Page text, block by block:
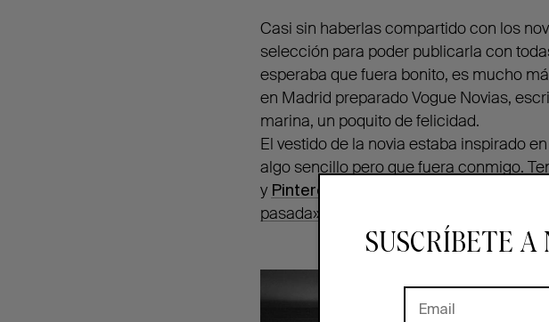
Casi sin haberlas compartido con los
selección para poder publicarla con
esperaba que fuera bonito, es mucho
en Madrid preparado Vogue Novias,
marina, un poquito de felicidad.
El vestido de la novia estaba inspirado
algo sencillo pero que fuera conmigo.
y Pinterest
pasada».
SUSCRÍBETE